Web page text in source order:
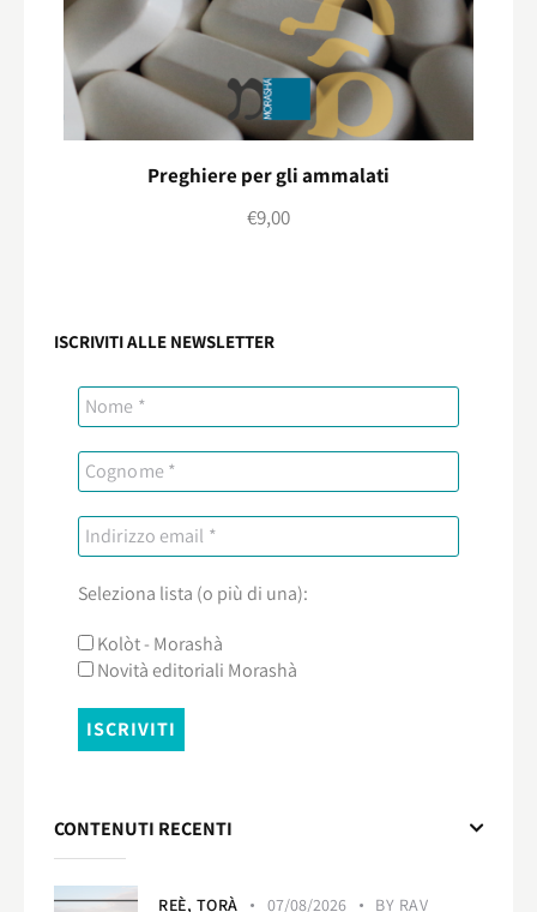
Preghiere per gli ammalati
€9,00
ISCRIVITI ALLE NEWSLETTER
Seleziona lista (o più di una):
Kolòt - Morashà
Novità editoriali Morashà
CONTENUTI RECENTI
REÈ, TORÀ 07/08/2026 BY RAV